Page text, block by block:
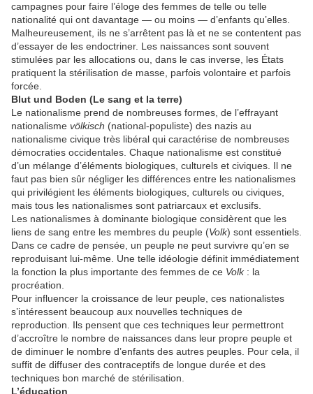
campagnes pour faire l’éloge des femmes de telle ou telle
nationalité qui ont davantage — ou moins — d’enfants qu’elles.
Malheureusement, ils ne s’arrêtent pas là et ne se contentent pas
d’essayer de les endoctriner. Les naissances sont souvent
stimulées par les allocations ou, dans le cas inverse, les États
pratiquent la stérilisation de masse, parfois volontaire et parfois
forcée.
Blut und Boden (Le sang et la terre)
Le nationalisme prend de nombreuses formes, de l’effrayant
nationalisme völkisch (national-populiste) des nazis au
nationalisme civique très libéral qui caractérise de nombreuses
démocraties occidentales. Chaque nationalisme est constitué
d’un mélange d’éléments biologiques, culturels et civiques. Il ne
faut pas bien sûr négliger les différences entre les nationalismes
qui privilégient les éléments biologiques, culturels ou civiques,
mais tous les nationalismes sont patriarcaux et exclusifs.
Les nationalismes à dominante biologique considèrent que les
liens de sang entre les membres du peuple (Volk) sont essentiels.
Dans ce cadre de pensée, un peuple ne peut survivre qu’en se
reproduisant lui-même. Une telle idéologie définit immédiatement
la fonction la plus importante des femmes de ce Volk : la
procréation.
Pour influencer la croissance de leur peuple, ces nationalistes
s’intéressent beaucoup aux nouvelles techniques de
reproduction. Ils pensent que ces techniques leur permettront
d’accroître le nombre de naissances dans leur propre peuple et
de diminuer le nombre d’enfants des autres peuples. Pour cela, il
suffit de diffuser des contraceptifs de longue durée et des
techniques bon marché de stérilisation.
L’éducation